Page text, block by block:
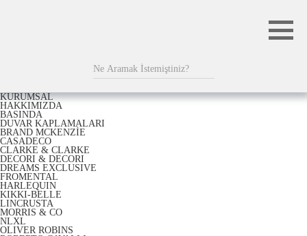
KURUMSAL
HAKKIMIZDA
BASINDA
DUVAR KAPLAMALARI
BRAND MCKENZİE
CASADECO
CLARKE & CLARKE
DECORI & DECORI
DREAMS EXCLUSIVE
FROMENTAL
HARLEQUIN
KIKKI-BELLE
LINCRUSTA
MORRIS & CO
NLXL
OLIVER ROBINS